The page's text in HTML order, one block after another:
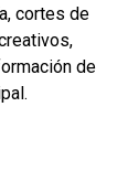
cortes de
de